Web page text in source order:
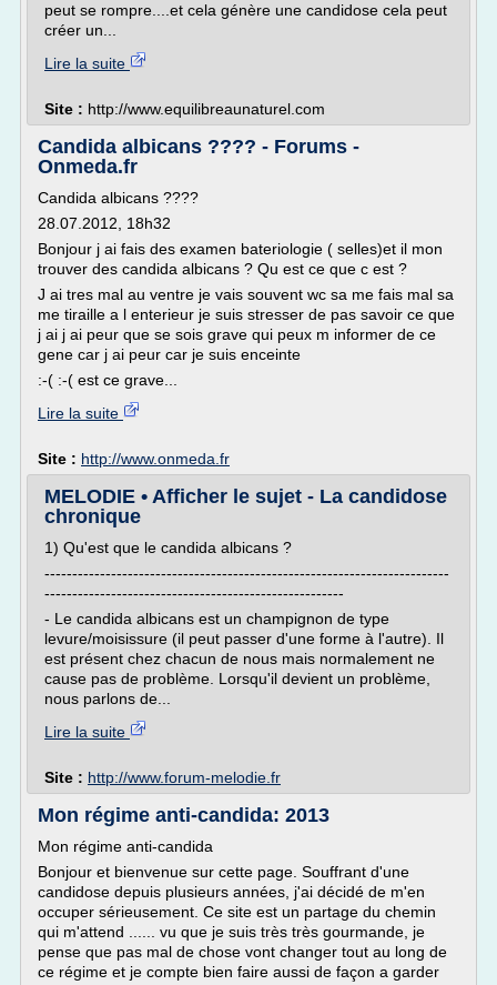
peut se rompre....et cela génère une candidose cela peut
créer un...
Lire la suite
Site : http://www.equilibreaunaturel.com
Candida albicans ???? - Forums -
Onmeda.fr
Candida albicans ????
28.07.2012, 18h32
Bonjour j ai fais des examen bateriologie ( selles)et il mon
trouver des candida albicans ? Qu est ce que c est ?
J ai tres mal au ventre je vais souvent wc sa me fais mal sa
me tiraille a l enterieur je suis stresser de pas savoir ce que
j ai j ai peur que se sois grave qui peux m informer de ce
gene car j ai peur car je suis enceinte
:-( :-( est ce grave...
Lire la suite
Site : http://www.onmeda.fr
MELODIE • Afficher le sujet - La candidose
chronique
1) Qu'est que le candida albicans ?
-------------------------------------------------------------------------
------------------------------------------------------
- Le candida albicans est un champignon de type
levure/moisissure (il peut passer d'une forme à l'autre). Il
est présent chez chacun de nous mais normalement ne
cause pas de problème. Lorsqu'il devient un problème,
nous parlons de...
Lire la suite
Site : http://www.forum-melodie.fr
Mon régime anti-candida: 2013
Mon régime anti-candida
Bonjour et bienvenue sur cette page. Souffrant d'une
candidose depuis plusieurs années, j'ai décidé de m'en
occuper sérieusement. Ce site est un partage du chemin
qui m'attend ...... vu que je suis très très gourmande, je
pense que pas mal de chose vont changer tout au long de
ce régime et je compte bien faire aussi de façon a garder